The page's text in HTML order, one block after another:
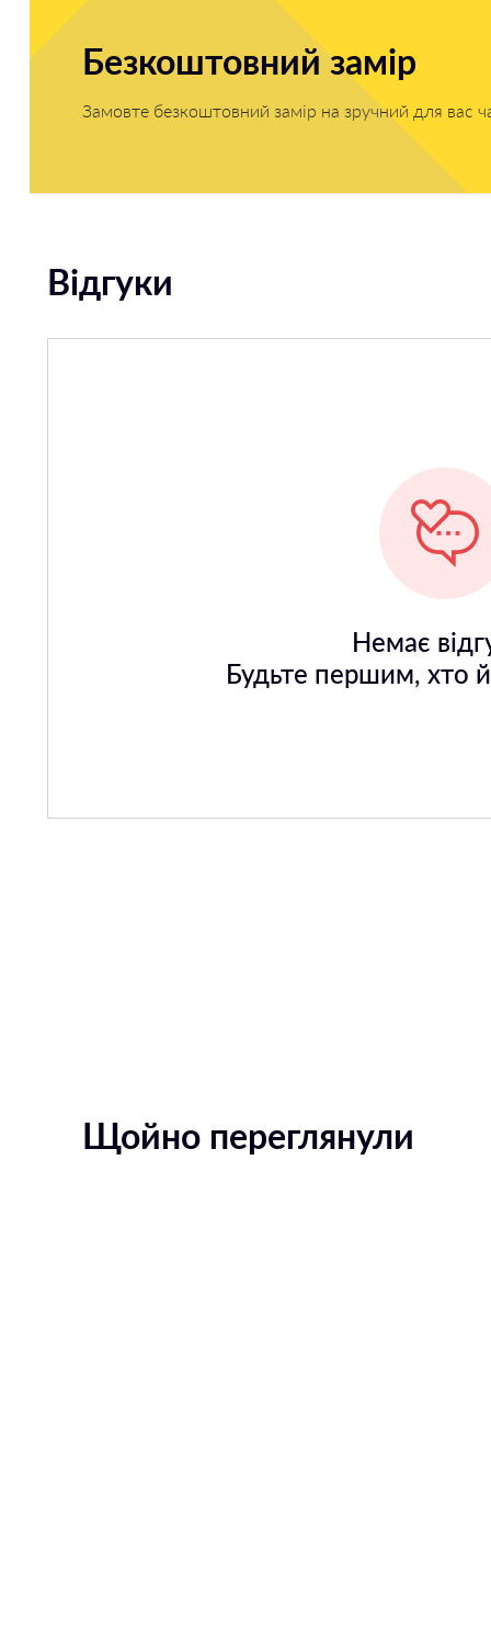
Безкоштовний замір
Замовте безкоштовний замір на зручний для вас
Відгуки
Немає
Будьте першим, хто
Щойно переглянули